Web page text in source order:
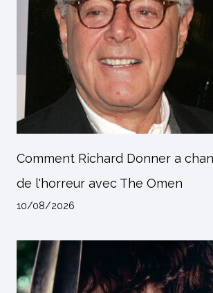
Comment Richard Donner a
de l'horreur avec The Omen
10/08/2026